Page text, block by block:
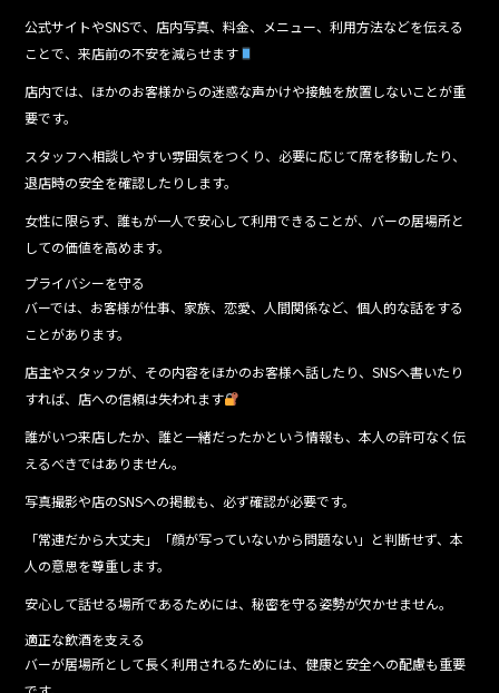
公式サイトやSNSで、店内写真、料金、メニュー、利用方法などを伝える
ことで、来店前の不安を減らせます
店内では、ほかのお客様からの迷惑な声かけや接触を放置しないことが重
要です。
スタッフへ相談しやすい雰囲気をつくり、必要に応じて席を移動したり、
退店時の安全を確認したりします。
女性に限らず、誰もが一人で安心して利用できることが、バーの居場所と
しての価値を高めます。
プライバシーを守る
バーでは、お客様が仕事、家族、恋愛、人間関係など、個人的な話をする
ことがあります。
店主やスタッフが、その内容をほかのお客様へ話したり、SNSへ書いたり
すれば、店への信頼は失われます
誰がいつ来店したか、誰と一緒だったかという情報も、本人の許可なく伝
えるべきではありません。
写真撮影や店のSNSへの掲載も、必ず確認が必要です。
「常連だから大丈夫」「顔が写っていないから問題ない」と判断せず、本
人の意思を尊重します。
安心して話せる場所であるためには、秘密を守る姿勢が欠かせません。
適正な飲酒を支える
バーが居場所として長く利用されるためには、健康と安全への配慮も重要